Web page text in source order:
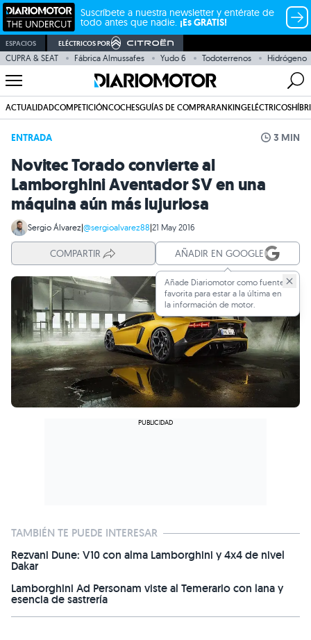
Suscríbete a nuestra newsletter y entérate de
todo antes que nadie. ¡Es GRATIS!
ESPACIOS ELÉCTRICOS POR
CUPRA & SEAT Fábrica Almussafes Yudo 6 Todoterrenos Hidrógeno
ACTUALIDADCOMPETICIÓNCOCHESGUÍAS DE COMPRARANKINGELÉCTRICOS
ENTRADA 3 MIN
Novitec Torado convierte al
Lamborghini Aventador SV en una
máquina aún más lujuriosa
Sergio Álvarez|@sergioalvarez88|21 May 2016
COMPARTIR AÑADIR EN GOOGLE
Añade Diariomotor como fuente
favorita para estar a la última en
la información de motor.
TAMBIÉN TE PUEDE INTERESAR
Rezvani Dune: V10 con alma Lamborghini y 4x4 de nivel
Dakar
Lamborghini Ad Personam viste al Temerario con lana y
esencia de sastrería